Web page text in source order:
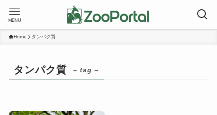
MENU
Home タンパク質
タンパク質 – tag –